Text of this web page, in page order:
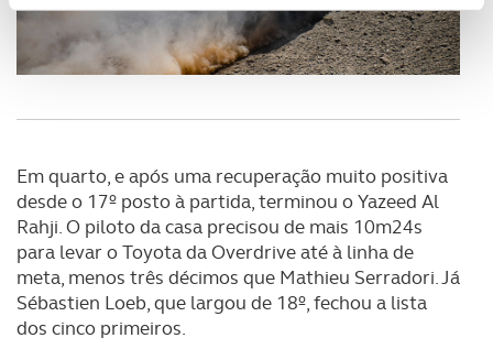
personalizar conteúdos e anúncios, para lhe proporcionar
funcionalidades de redes sociais, bem como para
analisar dados de navegação no nosso website.
parceiros e organizações na UE e em países terceiros.
O ACP garantirá que as transferências internacionais de
dados pessoais serão realizadas apenas com o seu
consentimento e quando tal se afigure estritamente
necessário no contexto dos serviços a prestar.
Em quarto, e após uma recuperação muito positiva
desde o 17º posto à partida, terminou o Yazeed Al
Rahji. O piloto da casa precisou de mais 10m24s
para levar o Toyota da Overdrive até à linha de
meta, menos três décimos que Mathieu Serradori. Já
Sébastien Loeb, que largou de 18º, fechou a lista
dos cinco primeiros.